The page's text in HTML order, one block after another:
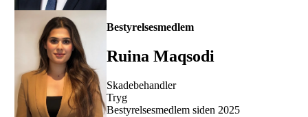
Bestyrelsesmedlem
Ruina Maqsodi
Skadebehandler
Tryg
Bestyrelsesmedlem siden 2025